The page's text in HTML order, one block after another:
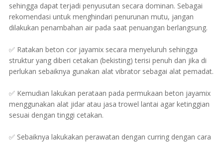
sehingga dapat terjadi penyusutan secara dominan. Sebagai
rekomendasi untuk menghindari penurunan mutu, jangan
dilakukan penambahan air pada saat penuangan berlangsung.
✅ Ratakan beton cor jayamix secara menyeluruh sehingga
struktur yang diberi cetakan (bekisting) terisi penuh dan jika di
perlukan sebaiknya gunakan alat vibrator sebagai alat pemadat.
✅ Kemudian lakukan perataan pada permukaan beton jayamix
menggunakan alat jidar atau jasa trowel lantai agar ketinggian
sesuai dengan tinggi cetakan.
✅ Sebaiknya lakukakan perawatan dengan curring dengan cara